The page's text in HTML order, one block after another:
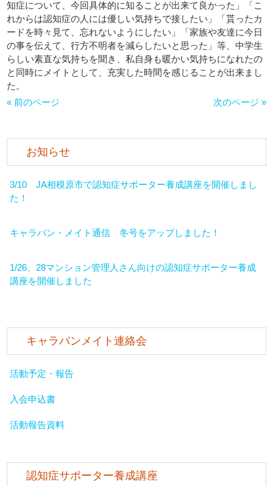
知症について、今回具体的に知ることが出来て良かった」「こ
れからは認知症の人には優しい気持ちで接したい」「貰ったカ
ードを時々見て、忘れないようにしたい」「家族や友達に今日
の事を伝えて、行方不明者を減らしたいと思った」等、中学生
らしい素直な気持ちを聞き、私自身も暖かい気持ちになれたの
と同時にメイトとして、充実した時間を感じることが出来まし
た。
« 前のページ
次のページ »
お知らせ
3/10 JA相模原市で認知症サポーター養成講座を開催しまし
た！
キャラバン・メイト通信 冬号をアップしました！
1/26、28マンション管理人さん向けの認知症サポーター養成
講座を開催しました
キャラバンメイト連絡会
活動予定・報告
入会申込書
活動報告資料
認知症サポーター養成講座